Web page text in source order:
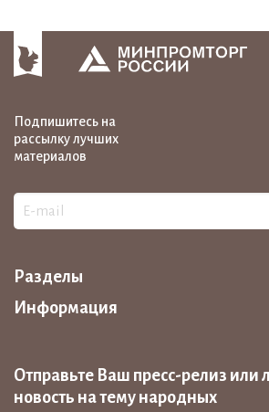
Подпишитесь на
рассылку лучших
материалов
Разделы
Информация
Отправьте Ваш пресс-релиз или
новость на тему народных